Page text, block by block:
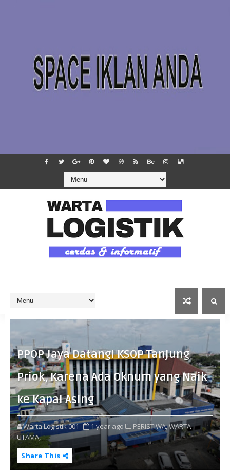
PPOP Jaya Datangi KSOP Tanjung
Priok, Karena Ada Oknum yang Naik
ke Kapal Asing
Warta Logistik 001 1 year ago PERISTIWA,WARTA
UTAMA,
Share This